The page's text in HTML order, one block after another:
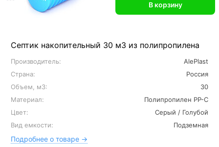
Септик накопительный 30 м3 из полипропилена
Производитель:
AlePlast
Страна:
Россия
Объем, м3:
30
Материал:
Полипропилен PP-C
Цвет:
Серый / Голубой
Вид емкости:
Подземная
Подробнее о товаре →
В корзину